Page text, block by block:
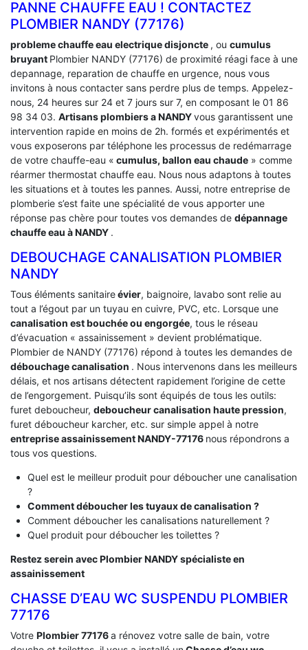
PANNE CHAUFFE EAU ! CONTACTEZ
PLOMBIER NANDY (77176)
probleme chauffe eau electrique disjoncte , ou cumulus
bruyant Plombier NANDY (77176) de proximité réagi face à une
depannage, reparation de chauffe en urgence, nous vous
invitons à nous contacter sans perdre plus de temps. Appelez-
nous, 24 heures sur 24 et 7 jours sur 7, en composant le 01 86
98 34 03. Artisans plombiers a NANDYvous garantissent une
intervention rapide en moins de 2h. formés et expérimentés et
vous exposerons par téléphone les processus de redémarrage
de votre chauffe-eau « cumulus, ballon eau chaude » comme
réarmer thermostat chauffe eau. Nous nous adaptons à toutes
les situations et à toutes les pannes. Aussi, notre entreprise de
plomberie s’est faite une spécialité de vous apporter une
réponse pas chère pour toutes vos demandes de dépannage
chauffe eau à NANDY .
DEBOUCHAGE CANALISATION PLOMBIER
NANDY
Tous éléments sanitaireévier, baignoire, lavabo sont relie au
tout a l’égout par un tuyau en cuivre, PVC, etc. Lorsque une
canalisation est bouchée ou engorgée, tous le réseau
d’évacuation « assainissement » devient problématique.
Plombier de NANDY (77176) répond à toutes les demandes de
débouchage canalisation . Nous intervenons dans les meilleurs
délais, et nos artisans détectent rapidement l’origine de cette
de l’engorgement. Puisqu’ils sont équipés de tous les outils:
furet deboucheur, deboucheur canalisation haute pression,
furet déboucheur karcher, etc. sur simple appel à notre
entreprise assainissement NANDY-77176 nous répondrons a
tous vos questions.
Quel est le meilleur produit pour déboucher une canalisation
?
Comment déboucher les tuyaux de canalisation ?
Comment déboucher les canalisations naturellement ?
Quel produit pour déboucher les toilettes ?
Restez serein avec Plombier NANDY spécialiste en
assainissement
CHASSE D’EAU WC SUSPENDU PLOMBIER
77176
Votre Plombier 77176a rénovez votre salle de bain, votre